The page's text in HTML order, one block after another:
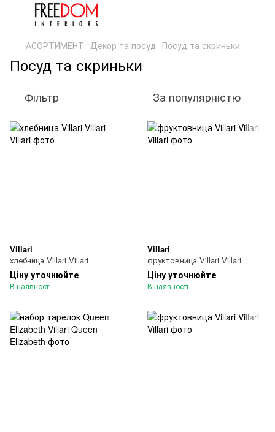
АСОРТИМЕНТ Декор та посуд Посуд та скриньки
Посуд та скриньки
Фільтр За популярністю
Villari
хлебница Villari Villari
Ціну уточнюйте
В наявності
Villari
фруктовница Villari Villari
Ціну уточнюйте
В наявності